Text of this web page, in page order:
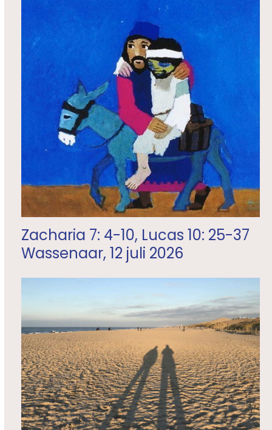
Zacharia 7: 4-10, Lucas 10: 25-37
Wassenaar, 12 juli 2026